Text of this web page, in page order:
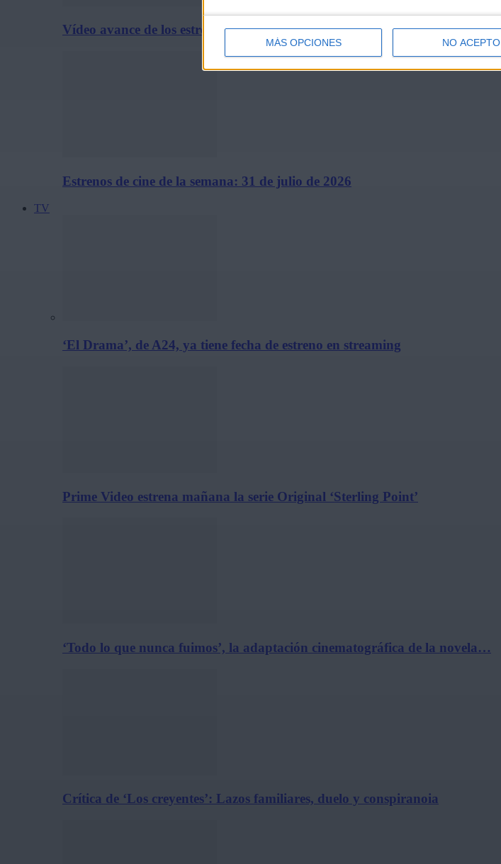
MÁS OPCIONES NO ACEPTO
Vídeo avance de los estrenos de cine del 31 de julio…
Estrenos de cine de la semana: 31 de julio de 2026
TV
‘El Drama’, de A24, ya tiene fecha de estreno en streaming
Prime Video estrena mañana la serie Original ‘Sterling Point’
‘Todo lo que nunca fuimos’, la adaptación cinematográfica de la novela…
Crítica de ‘Los creyentes’: Lazos familiares, duelo y conspiranoia